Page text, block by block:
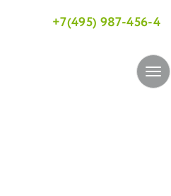
+7(495) 987-456-4